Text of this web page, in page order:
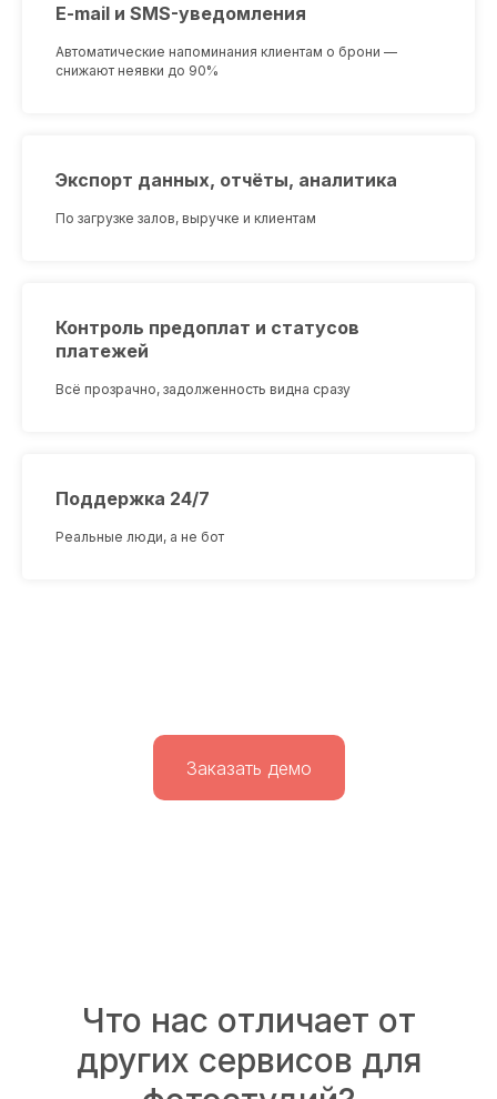
E-mail и SMS-уведомления
Автоматические напоминания клиентам о брони —
снижают неявки до 90%
Экспорт данных, отчёты, аналитика
По загрузке залов, выручке и клиентам
Контроль предоплат и статусов
платежей
Всё прозрачно, задолженность видна сразу
Поддержка 24/7
Реальные люди, а не бот
Заказать демо
Что нас отличает от
других сервисов для